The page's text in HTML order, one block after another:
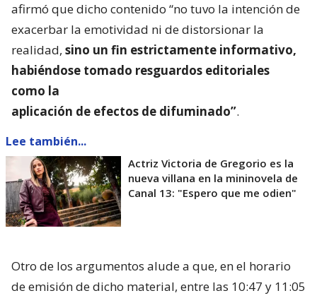
afirmó que dicho contenido “no tuvo la intención de
exacerbar la emotividad ni de distorsionar la
realidad, sino un fin estrictamente informativo,
habiéndose tomado resguardos editoriales
como la
aplicación de efectos de difuminado”.
Lee también...
Actriz Victoria de Gregorio es la
nueva villana en la mininovela de
Canal 13: "Espero que me odien"
Otro de los argumentos alude a que, en el horario
de emisión de dicho material, entre las 10:47 y 11:05